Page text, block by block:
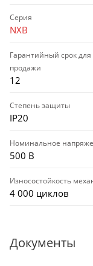
Серия
NXB
Гарантийный срок
продажи
12
Степень защиты
IP20
Номинальное
500 В
Износостойкость
4 000 циклов
Документы